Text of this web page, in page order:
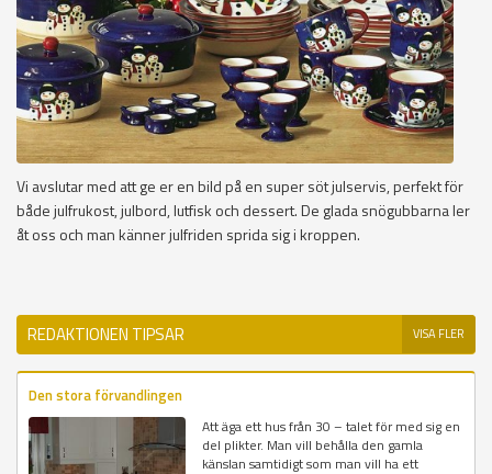
Vi avslutar med att ge er en bild på en super söt julservis, perfekt för
både julfrukost, julbord, lutfisk och dessert. De glada snögubbarna ler
åt oss och man känner julfriden sprida sig i kroppen.
REDAKTIONEN TIPSAR VISA FLER
Den stora förvandlingen
Att äga ett hus från 30 – talet för med sig en
del plikter. Man vill behålla den gamla
känslan samtidigt som man vill ha ett